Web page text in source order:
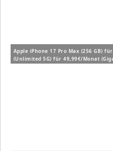
Apple iPhone 17 Pro Max (256 GB)
(Unlimited 5G) für 49,99€/Monat